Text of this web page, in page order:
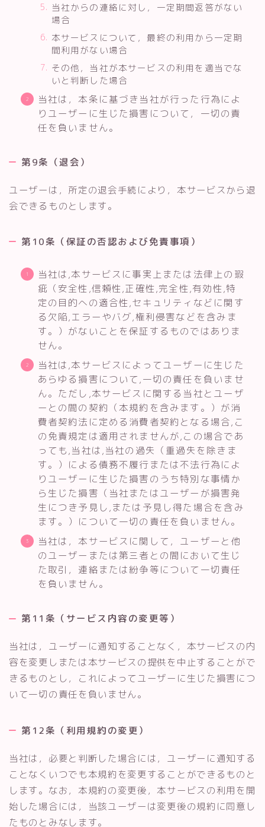
当社からの連絡に対し，一定期間返答がない
場合
本サービスについて，最終の利用から一定期
間利用がない場合
その他，当社が本サービスの利用を適当でな
いと判断した場合
当社は，本条に基づき当社が行った行為によ
りユーザーに生じた損害について，一切の責
任を負いません。
第9条（退会）
ユーザーは，所定の退会手続により，本サービスから退
会できるものとします。
第10条（保証の否認および免責事項）
当社は,本サービスに事実上または法律上の瑕
疵（安全性,信頼性,正確性,完全性,有効性,特
定の目的への適合性,セキュリティなどに関す
る欠陥,エラーやバグ,権利侵害などを含みま
す。）がないことを保証するものではありま
せん。
当社は,本サービスによってユーザーに生じた
あらゆる損害について,一切の責任を負いませ
ん。ただし,本サービスに関する当社とユーザ
ーとの間の契約（本規約を含みます。）が消
費者契約法に定める消費者契約となる場合,こ
の免責規定は適用されませんが,この場合であ
っても,当社は,当社の過失（重過失を除きま
す。）による債務不履行または不法行為によ
りユーザーに生じた損害のうち特別な事情か
ら生じた損害（当社またはユーザーが損害発
生につき予見し,または予見し得た場合を含み
ます。）について一切の責任を負いません。
当社は，本サービスに関して，ユーザーと他
のユーザーまたは第三者との間において生じ
た取引，連絡または紛争等について一切責任
を負いません。
第11条（サービス内容の変更等）
当社は，ユーザーに通知することなく，本サービスの内
容を変更しまたは本サービスの提供を中止することがで
きるものとし，これによってユーザーに生じた損害につ
いて一切の責任を負いません。
第12条（利用規約の変更）
当社は，必要と判断した場合には，ユーザーに通知する
ことなくいつでも本規約を変更することができるものと
します。なお，本規約の変更後，本サービスの利用を開
始した場合には，当該ユーザーは変更後の規約に同意し
たものとみなします。